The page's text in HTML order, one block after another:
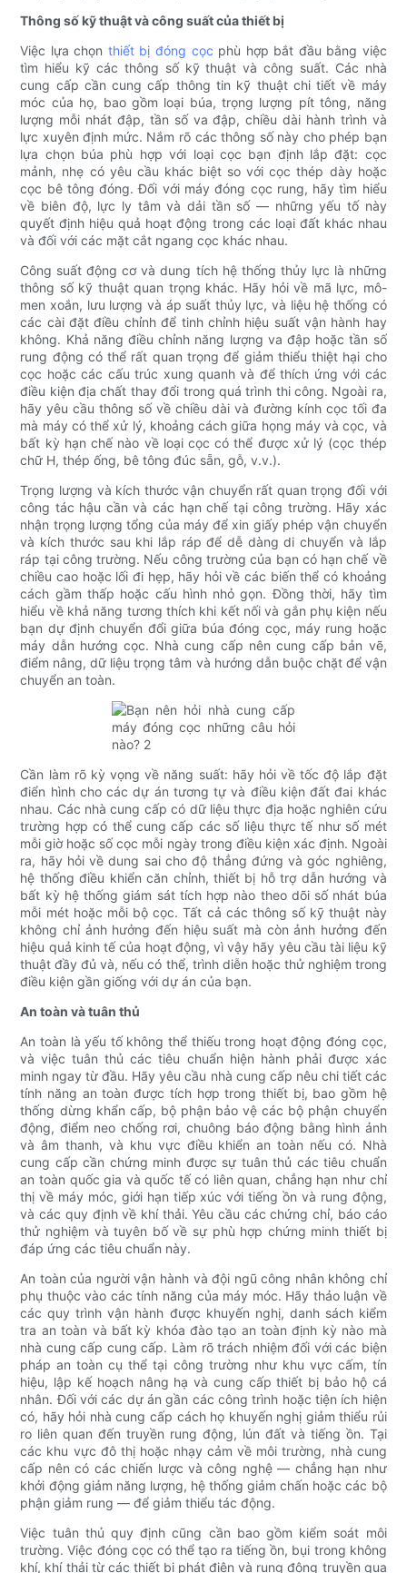
Thông số kỹ thuật và công suất của thiết bị
Việc lựa chọn thiết bị đóng cọc phù hợp bắt đầu bằng việc
tìm hiểu kỹ các thông số kỹ thuật và công suất. Các nhà
cung cấp cần cung cấp thông tin kỹ thuật chi tiết về máy
móc của họ, bao gồm loại búa, trọng lượng pít tông, năng
lượng mỗi nhát đập, tần số va đập, chiều dài hành trình và
lực xuyên định mức. Nắm rõ các thông số này cho phép bạn
lựa chọn búa phù hợp với loại cọc bạn định lắp đặt: cọc
mảnh, nhẹ có yêu cầu khác biệt so với cọc thép dày hoặc
cọc bê tông đóng. Đối với máy đóng cọc rung, hãy tìm hiểu
về biên độ, lực ly tâm và dải tần số — những yếu tố này
quyết định hiệu quả hoạt động trong các loại đất khác nhau
và đối với các mặt cắt ngang cọc khác nhau.
Công suất động cơ và dung tích hệ thống thủy lực là những
thông số kỹ thuật quan trọng khác. Hãy hỏi về mã lực, mô-
men xoắn, lưu lượng và áp suất thủy lực, và liệu hệ thống có
các cài đặt điều chỉnh để tinh chỉnh hiệu suất vận hành hay
không. Khả năng điều chỉnh năng lượng va đập hoặc tần số
rung động có thể rất quan trọng để giảm thiểu thiệt hại cho
cọc hoặc các cấu trúc xung quanh và để thích ứng với các
điều kiện địa chất thay đổi trong quá trình thi công. Ngoài ra,
hãy yêu cầu thông số về chiều dài và đường kính cọc tối đa
mà máy có thể xử lý, khoảng cách giữa họng máy và cọc, và
bất kỳ hạn chế nào về loại cọc có thể được xử lý (cọc thép
chữ H, thép ống, bê tông đúc sẵn, gỗ, v.v.).
Trọng lượng và kích thước vận chuyển rất quan trọng đối với
công tác hậu cần và các hạn chế tại công trường. Hãy xác
nhận trọng lượng tổng của máy để xin giấy phép vận chuyển
và kích thước sau khi lắp ráp để dễ dàng di chuyển và lắp
ráp tại công trường. Nếu công trường của bạn có hạn chế về
chiều cao hoặc lối đi hẹp, hãy hỏi về các biến thể có khoảng
cách gầm thấp hoặc cấu hình nhỏ gọn. Đồng thời, hãy tìm
hiểu về khả năng tương thích khi kết nối và gắn phụ kiện nếu
bạn dự định chuyển đổi giữa búa đóng cọc, máy rung hoặc
máy dẫn hướng cọc. Nhà cung cấp nên cung cấp bản vẽ,
điểm nâng, dữ liệu trọng tâm và hướng dẫn buộc chặt để vận
chuyển an toàn.
Cần làm rõ kỳ vọng về năng suất: hãy hỏi về tốc độ lắp đặt
điển hình cho các dự án tương tự và điều kiện đất đai khác
nhau. Các nhà cung cấp có dữ liệu thực địa hoặc nghiên cứu
trường hợp có thể cung cấp các số liệu thực tế như số mét
mỗi giờ hoặc số cọc mỗi ngày trong điều kiện xác định. Ngoài
ra, hãy hỏi về dung sai cho độ thẳng đứng và góc nghiêng,
hệ thống điều khiển căn chỉnh, thiết bị hỗ trợ dẫn hướng và
bất kỳ hệ thống giám sát tích hợp nào theo dõi số nhát búa
mỗi mét hoặc mỗi bộ cọc. Tất cả các thông số kỹ thuật này
không chỉ ảnh hưởng đến hiệu suất mà còn ảnh hưởng đến
hiệu quả kinh tế của hoạt động, vì vậy hãy yêu cầu tài liệu kỹ
thuật đầy đủ và, nếu có thể, trình diễn hoặc thử nghiệm trong
điều kiện gần giống với dự án của bạn.
An toàn và tuân thủ
An toàn là yếu tố không thể thiếu trong hoạt động đóng cọc,
và việc tuân thủ các tiêu chuẩn hiện hành phải được xác
minh ngay từ đầu. Hãy yêu cầu nhà cung cấp nêu chi tiết các
tính năng an toàn được tích hợp trong thiết bị, bao gồm hệ
thống dừng khẩn cấp, bộ phận bảo vệ các bộ phận chuyển
động, điểm neo chống rơi, chuông báo động bằng hình ảnh
và âm thanh, và khu vực điều khiển an toàn nếu có. Nhà
cung cấp cần chứng minh được sự tuân thủ các tiêu chuẩn
an toàn quốc gia và quốc tế có liên quan, chẳng hạn như chỉ
thị về máy móc, giới hạn tiếp xúc với tiếng ồn và rung động,
và các quy định về khí thải. Yêu cầu các chứng chỉ, báo cáo
thử nghiệm và tuyên bố về sự phù hợp chứng minh thiết bị
đáp ứng các tiêu chuẩn này.
An toàn của người vận hành và đội ngũ công nhân không chỉ
phụ thuộc vào các tính năng của máy móc. Hãy thảo luận về
các quy trình vận hành được khuyến nghị, danh sách kiểm
tra an toàn và bất kỳ khóa đào tạo an toàn định kỳ nào mà
nhà cung cấp cung cấp. Làm rõ trách nhiệm đối với các biện
pháp an toàn cụ thể tại công trường như khu vực cấm, tín
hiệu, lập kế hoạch nâng hạ và cung cấp thiết bị bảo hộ cá
nhân. Đối với các dự án gần các công trình hoặc tiện ích hiện
có, hãy hỏi nhà cung cấp cách họ khuyến nghị giảm thiểu rủi
ro liên quan đến truyền rung động, lún đất và tiếng ồn. Tại
các khu vực đô thị hoặc nhạy cảm về môi trường, nhà cung
cấp nên có các chiến lược và công nghệ — chẳng hạn như
khởi động giảm năng lượng, hệ thống giảm chấn hoặc các bộ
phận giảm rung — để giảm thiểu tác động.
Việc tuân thủ quy định cũng cần bao gồm kiểm soát môi
trường. Việc đóng cọc có thể tạo ra tiếng ồn, bụi trong không
khí, khí thải từ các thiết bị phát điện và rung động truyền qua